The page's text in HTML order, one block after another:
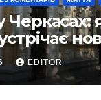
Черкасах:
EDITOR